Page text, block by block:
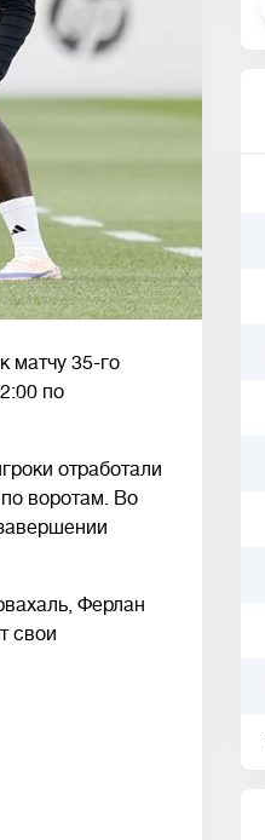
матчу 35-го
по
отработали
воротам. Во
Ферлан
свои